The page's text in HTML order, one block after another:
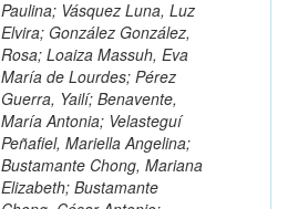
Paulina; Vásquez Luna, Luz
Elvira; González González,
Rosa; Loaiza Massuh, Eva
María de Lourdes; Pérez
Guerra, Yailí; Benavente,
María Antonia; Velasteguí
Peñafiel, Mariella Angelina;
Bustamante Chong, Mariana
Elizabeth; Bustamante